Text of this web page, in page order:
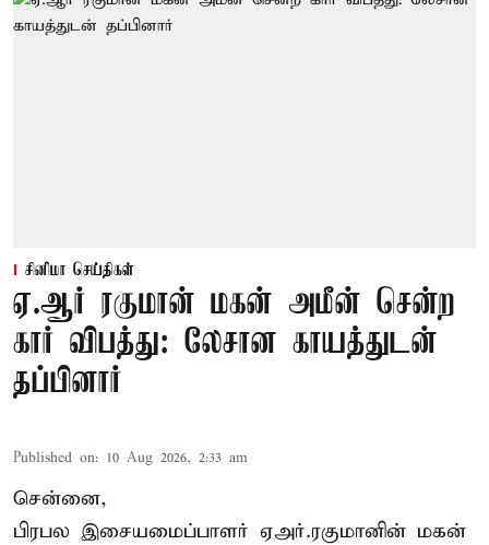
சினிமா செய்திகள்
ஏ.ஆர் ரகுமான் மகன் அமீன் சென்ற
கார் விபத்து: லேசான காயத்துடன்
தப்பினார்
Published on: 10 Aug 2026, 2:33 am
சென்னை,
பிரபல இசையமைப்பாளர் ஏஅர்.ரகுமானின் மகன்